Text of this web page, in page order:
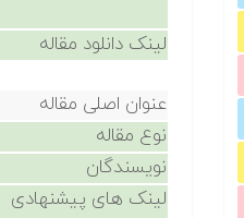
لینک دانلود مقاله
عنوان اصلی مقاله
نوع مقاله
نویسندگان
لینک های پیشنهادی